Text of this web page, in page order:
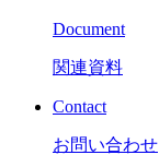
Document
関連資料
Contact
お問い合わせ